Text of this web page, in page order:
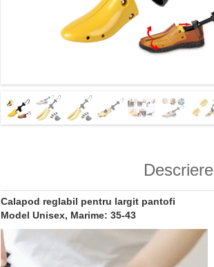
Descriere
Calapod reglabil pentru largit pantofi
Model Unisex, Marime: 35-43